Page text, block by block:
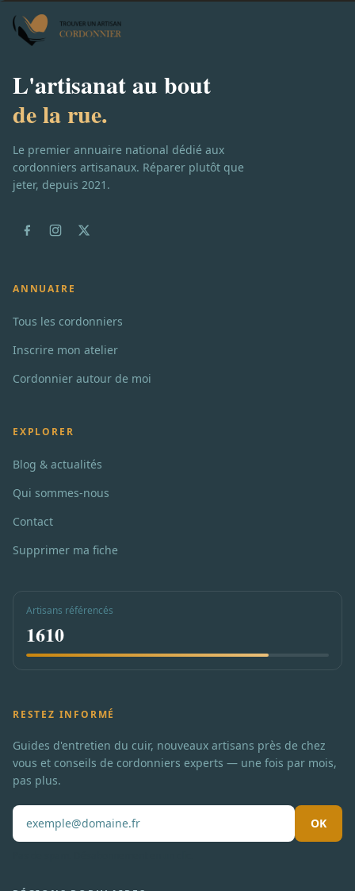
L'artisanat au bout
de la rue.
Le premier annuaire national dédié aux
cordonniers artisanaux. Réparer plutôt que
jeter, depuis 2021.
ANNUAIRE
Tous les cordonniers
Inscrire mon atelier
Cordonnier autour de moi
EXPLORER
Blog & actualités
Qui sommes-nous
Contact
Supprimer ma fiche
Artisans référencés
1610
RESTEZ INFORMÉ
Guides d'entretien du cuir, nouveaux artisans près de chez
vous et conseils de cordonniers experts — une fois par mois,
pas plus.
OK